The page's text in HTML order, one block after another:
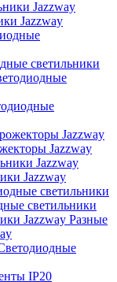
Jazzway
светильники
Jazzway
Jazzway
светильники
Разные